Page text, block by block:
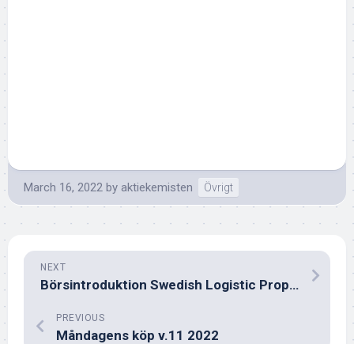
March 16, 2022 by aktiekemisten Övrigt
NEXT
Börsintroduktion Swedish Logistic Property
PREVIOUS
Måndagens köp v.11 2022